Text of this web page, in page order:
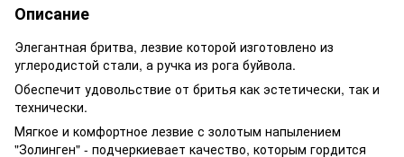
Описание
Элегантная бритва, лезвие которой изготовлено из
углеродистой стали, а ручка из рога буйвола.
Обеспечит удовольствие от бритья как эстетически, так и
технически.
Мягкое и комфортное лезвие с золотым напылением
"Золинген" - подчеркиевает качество, которым гордится